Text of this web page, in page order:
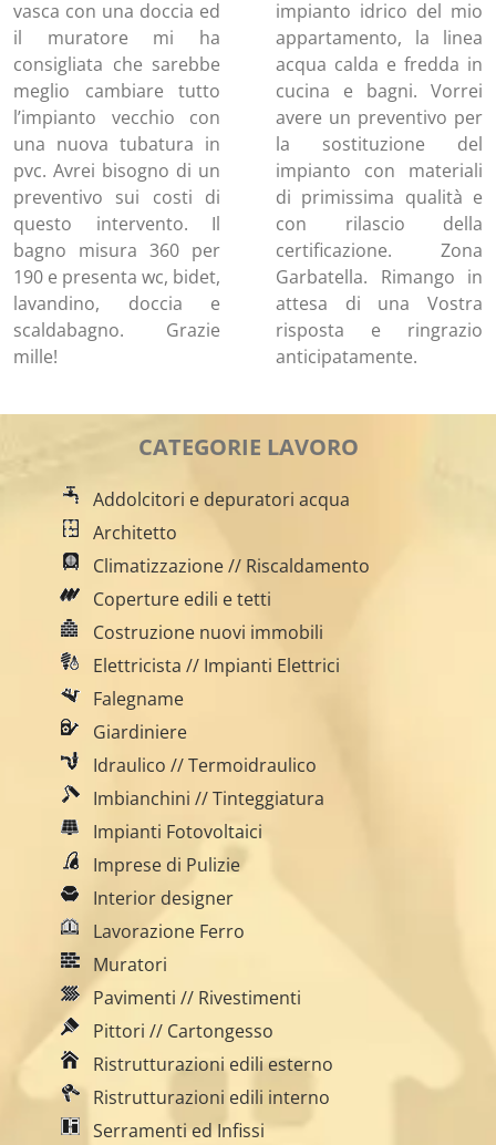
vasca con una doccia ed
il muratore mi ha
consigliata che sarebbe
meglio cambiare tutto
l’impianto vecchio con
una nuova tubatura in
pvc. Avrei bisogno di un
preventivo sui costi di
questo intervento. Il
bagno misura 360 per
190 e presenta wc, bidet,
lavandino, doccia e
scaldabagno. Grazie
mille!
impianto idrico del mio
appartamento, la linea
acqua calda e fredda in
cucina e bagni. Vorrei
avere un preventivo per
la sostituzione del
impianto con materiali
di primissima qualità e
con rilascio della
certificazione. Zona
Garbatella. Rimango in
attesa di una Vostra
risposta e ringrazio
anticipatamente.
CATEGORIE LAVORO
Addolcitori e depuratori acqua
Architetto
Climatizzazione // Riscaldamento
Coperture edili e tetti
Costruzione nuovi immobili
Elettricista // Impianti Elettrici
Falegname
Giardiniere
Idraulico // Termoidraulico
Imbianchini // Tinteggiatura
Impianti Fotovoltaici
Imprese di Pulizie
Interior designer
Lavorazione Ferro
Muratori
Pavimenti // Rivestimenti
Pittori // Cartongesso
Ristrutturazioni edili esterno
Ristrutturazioni edili interno
Serramenti ed Infissi